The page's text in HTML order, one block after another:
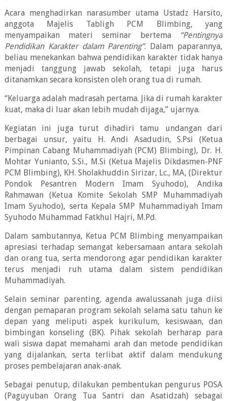
Acara menghadirkan narasumber utama Ustadz Harsito,
anggota Majelis Tabligh PCM Blimbing, yang
menyampaikan materi seminar bertema
“Pentingnya
Pendidikan Karakter dalam Parenting”. Dalam paparannya,
beliau menekankan bahwa pendidikan karakter tidak hanya
menjadi tanggung jawab sekolah, tetapi juga harus
ditanamkan secara konsisten oleh orang tua di rumah.
“Keluarga adalah madrasah pertama. Jika di rumah karakter
kuat, maka di luar akan lebih mudah dijaga,” ujarnya.
Kegiatan ini juga turut dihadiri tamu undangan dari
berbagai unsur, yaitu H. Andi Asadudin, S.Psi (Ketua
Pimpinan Cabang Muhammadiyah (PCM) Blimbing), Dr. H.
Mohtar Yunianto, S.Si., M.Si (Ketua Majelis Dikdasmen-PNF
PCM Blimbing), KH. Sholakhuddin Sirizar, Lc., MA, (Direktur
Pondok Pesantren Modern Imam Syuhodo), Andika
Rahmawan (Ketua Komite Sekolah SMP Muhammadiyah
Imam Syuhodo), serta Kepala SMP Muhammadiyah Imam
Syuhodo Muhammad Fatkhul Hajri, M.Pd.
Dalam sambutannya, Ketua PCM Blimbing menyampaikan
apresiasi terhadap semangat kebersamaan antara sekolah
dan orang tua, serta mendorong agar pendidikan karakter
terus menjadi ruh utama dalam sistem pendidikan
Muhammadiyah.
Selain seminar parenting, agenda awalussanah juga diisi
dengan pemaparan program sekolah selama satu tahun ke
depan yang meliputi aspek kurikulum, kesiswaan, dan
bimbingan konseling (BK). Pihak sekolah berharap para
wali siswa dapat memahami arah dan metode pendidikan
yang dijalankan, serta terlibat aktif dalam mendukung
proses pembelajaran anak-anak.
Sebagai penutup, dilakukan pembentukan pengurus POSA
(Paguyuban Orang Tua Santri dan Asatidzah) sebagai